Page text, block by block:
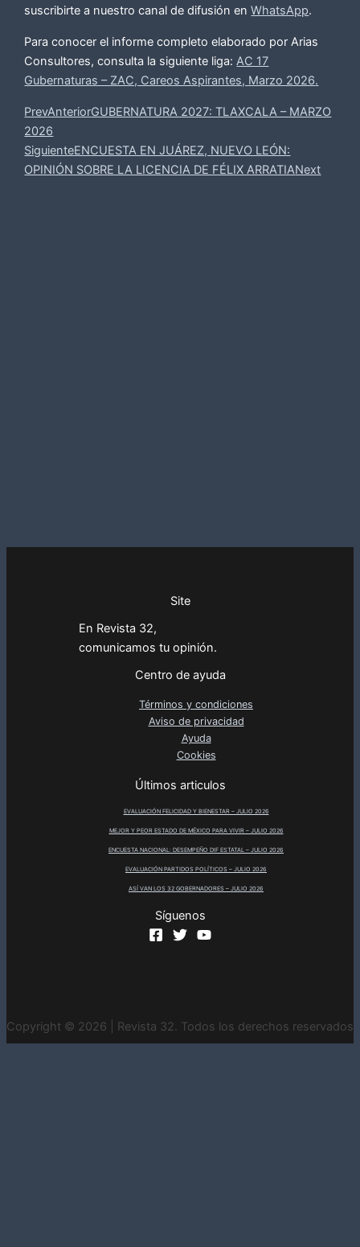
suscribirte a nuestro canal de difusión en WhatsApp.
Para conocer el informe completo elaborado por Arias
Consultores, consulta la siguiente liga: AC 17
Gubernaturas – ZAC, Careos Aspirantes, Marzo 2026.
PrevAnteriorGUBERNATURA 2027: TLAXCALA – MARZO
2026
SiguienteENCUESTA EN JUÁREZ, NUEVO LEÓN:
OPINIÓN SOBRE LA LICENCIA DE FÉLIX ARRATIANext
Site
En Revista 32,
comunicamos tu opinión.
Centro de ayuda
Términos y condiciones
Aviso de privacidad
Ayuda
Cookies
Últimos articulos
EVALUACIÓN FELICIDAD Y BIENESTAR – JULIO 2026
MEJOR Y PEOR ESTADO DE MÉXICO PARA VIVIR – JULIO 2026
ENCUESTA NACIONAL: DESEMPEÑO DIF ESTATAL – JULIO 2026
EVALUACIÓN PARTIDOS POLÍTICOS – JULIO 2026
ASÍ VAN LOS 32 GOBERNADORES – JULIO 2026
Síguenos
Copyright © 2026 | Revista 32. Todos los derechos reservados